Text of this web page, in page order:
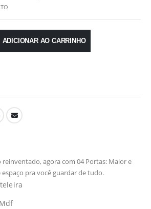
ADICIONAR AO CARRINHO
reinventado, agora com 04 Portas: Maior e
pra você guardar de tudo.